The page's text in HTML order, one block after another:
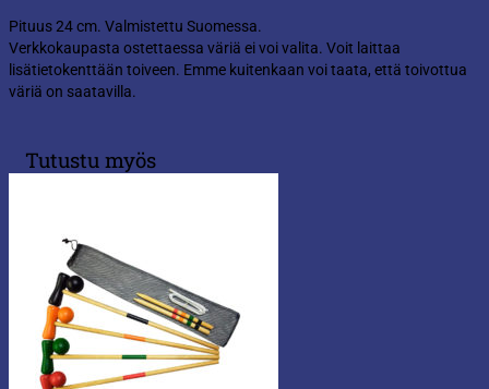
Pituus 24 cm. Valmistettu Suomessa.
Verkkokaupasta ostettaessa väriä ei voi valita. Voit laittaa
lisätietokenttään toiveen. Emme kuitenkaan voi taata, että toivottua
väriä on saatavilla.
Tutustu myös